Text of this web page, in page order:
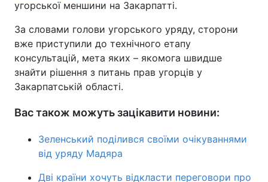
угорської меншини на Закарпатті.
За словами голови угорського уряду, сторони
вже приступили до технічного етапу
консультацій, мета яких – якомога швидше
знайти рішення з питань прав угорців у
Закарпатській області.
Вас також можуть зацікавити новини:
Зеленський поділився своїми очікуваннями
від уряду Мадяра
Дві країни хочуть відкласти переговори про